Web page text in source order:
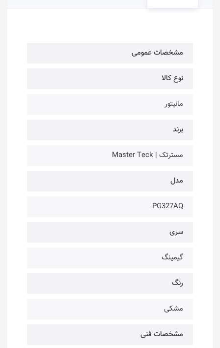
مشخصات عمومی
نوع کالا
مانیتور
برند
مسترتک | Master Teck
مدل
PG327AQ
سری
گیمینگ
رنگ
مشکی
مشخصات فنی